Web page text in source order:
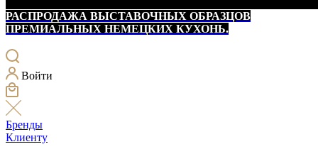
РАСПРОДАЖА ВЫСТАВОЧНЫХ ОБРАЗЦОВ
ПРЕМИАЛЬНЫХ НЕМЕЦКИХ КУХОНЬ.
Войти
Бренды
Клиенту